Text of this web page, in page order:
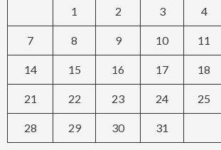
1 2 3 4
7 8 9 10 11
14 15 16 17 18
21 22 23 24 25
28 29 30 31